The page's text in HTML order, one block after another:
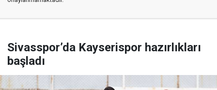
Sivasspor’da Kayserispor hazırlıkları
başladı